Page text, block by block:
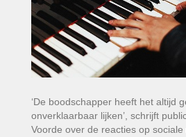
‘De boodschapper heeft het altijd
onverklaarbaar lijken’, schrijft
Voorde over de reacties op